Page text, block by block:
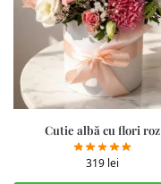
Cutie albă cu flori roz
319 lei